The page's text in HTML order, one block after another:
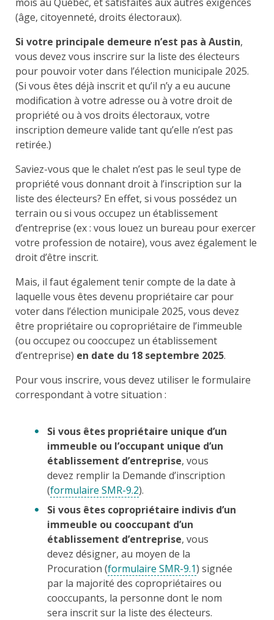
(âge, citoyenneté, droits électoraux).
Si votre principale demeure n’est pas à Austin,
vous devez vous inscrire sur la liste des électeurs
pour pouvoir voter dans l’élection municipale 2025.
(Si vous êtes déjà inscrit et qu’il n’y a eu aucune
modification à votre adresse ou à votre droit de
propriété ou à vos droits électoraux, votre
inscription demeure valide tant qu’elle n’est pas
retirée.)
Saviez-vous que le chalet n’est pas le seul type de
propriété vous donnant droit à l’inscription sur la
liste des électeurs? En effet, si vous possédez un
terrain ou si vous occupez un établissement
d’entreprise (ex : vous louez un bureau pour exercer
votre profession de notaire), vous avez également le
droit d’être inscrit.
Mais, il faut également tenir compte de la date à
laquelle vous êtes devenu propriétaire car pour
voter dans l’élection municipale 2025, vous devez
être propriétaire ou copropriétaire de l’immeuble
(ou occupez ou cooccupez un établissement
d’entreprise) en date du 18 septembre 2025.
Pour vous inscrire, vous devez utiliser le formulaire
correspondant à votre situation :
Si vous êtes propriétaire unique d’un
immeuble ou l’occupant unique d’un
établissement d’entreprise, vous
devez remplir la Demande d’inscription
(formulaire SMR-9.2).
Si vous êtes copropriétaire indivis d’un
immeuble ou cooccupant d’un
établissement d’entreprise, vous
devez désigner, au moyen de la
Procuration (formulaire SMR-9.1) signée
par la majorité des copropriétaires ou
cooccupants, la personne dont le nom
sera inscrit sur la liste des électeurs.